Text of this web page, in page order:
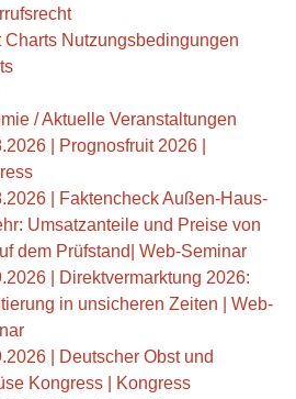
Charts Nutzungsbedingungen
/ Aktuelle Veranstaltungen
| Prognosfruit 2026 |
| Faktencheck Außen-Haus-
Umsatzanteile und Preise von
dem Prüfstand| Web-Seminar
| Direktvermarktung 2026:
in unsicheren Zeiten | Web-
| Deutscher Obst und
Kongress | Kongress